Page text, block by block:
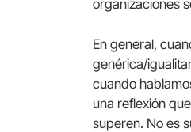
organizaciones
En general,
genérica/
cuando
una reflexión
superen. No es